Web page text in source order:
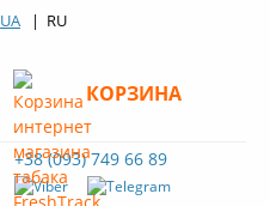
UA | RU
+38 (093) 749 66 89
КОРЗИНА